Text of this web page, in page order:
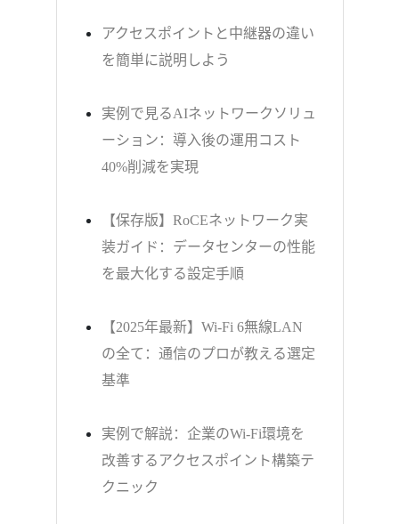
アクセスポイントと中継器の違い
を簡単に説明しよう
実例で見るAIネットワークソリュ
ーション：導入後の運用コスト
40%削減を実現
【保存版】RoCEネットワーク実
装ガイド：データセンターの性能
を最大化する設定手順
【2025年最新】Wi-Fi 6無線LAN
の全て：通信のプロが教える選定
基準
実例で解説：企業のWi-Fi環境を
改善するアクセスポイント構築テ
クニック